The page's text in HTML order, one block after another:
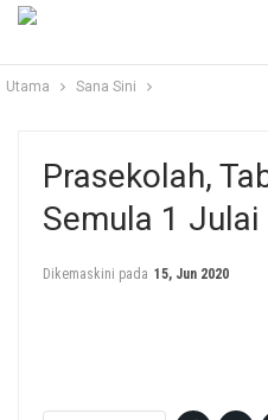
Utama Sana Sini
Prasekolah,
Semula 1 Julai
Dikemaskini pada 15, Jun 2020